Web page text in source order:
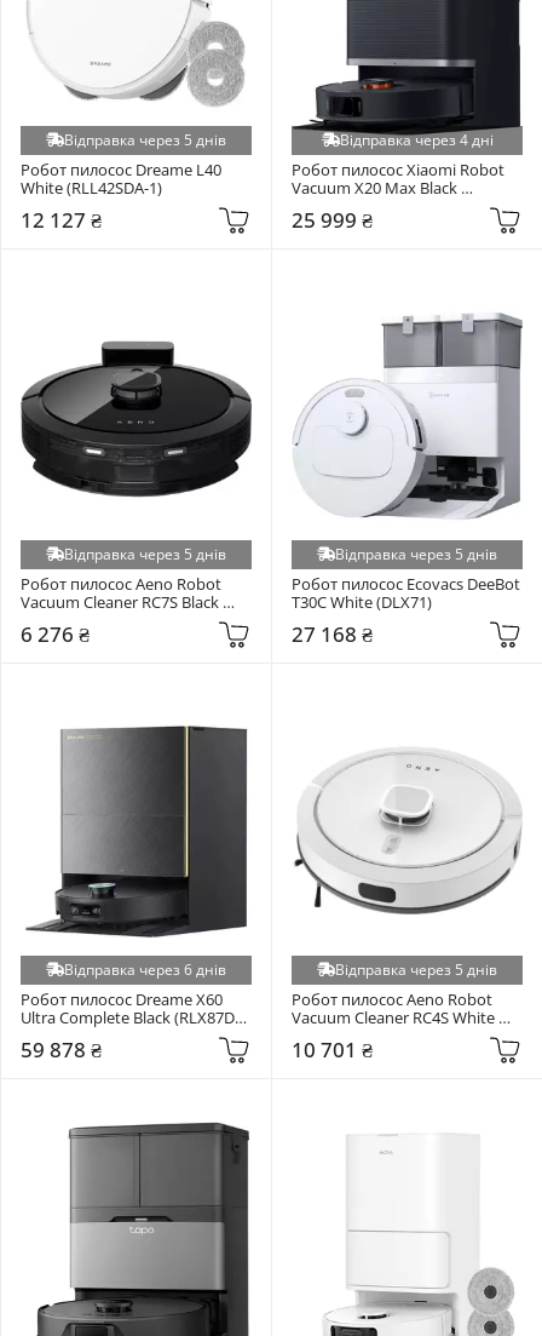
Відправка через 5 днів
Робот пилосос Dreame L40
White (RLL42SDA-1)
12 127 ₴
Відправка через 4 дні
Робот пилосос Xiaomi Robot
Vacuum X20 Max Black
25 999 ₴
Відправка через 5 днів
Робот пилосос Aeno Robot
Vacuum Cleaner RC7S Black
6 276 ₴
Відправка через 5 днів
Робот пилосос Ecovacs DeeBot
T30C White (DLX71)
27 168 ₴
Відправка через 6 днів
Робот пилосос Dreame X60
Ultra Complete Black (RLX87DE-
59 878 ₴
Відправка через 5 днів
Робот пилосос Aeno Robot
Vacuum Cleaner RC4S White
10 701 ₴